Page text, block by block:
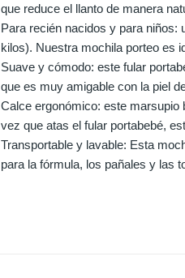
que reduce el llanto de manera
Para recién nacidos y para niños:
kilos). Nuestra mochila porteo es
Suave y cómodo: este fular
que es muy amigable con la piel
Calce ergonómico: este marsupio
vez que atas el fular portabebé,
Transportable y lavable: Esta
para la fórmula, los pañales y las